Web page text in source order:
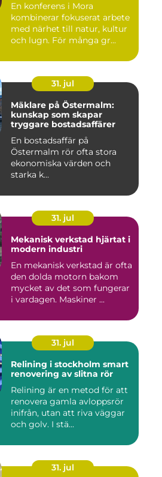
En konferens i Mora
kombinerar fokuserat arbete
med närhet till natur, kultur
och lugn. För många gr...
31. jul
Mäklare på Östermalm:
kunskap som skapar
tryggare bostadsaffärer
En bostadsaffär på
Östermalm rör ofta stora
ekonomiska värden och
starka k...
31. jul
Mekanisk verkstad hjärtat i
modern industri
En mekanisk verkstad är ofta
den dolda motorn bakom
mycket av det som fungerar
i vardagen. Maskiner ...
31. jul
Relining i stockholm smart
renovering av slitna rör
Relining är en metod för att
renovera gamla avloppsrör
inifrån, utan att riva väggar
och golv. I stä...
31. jul